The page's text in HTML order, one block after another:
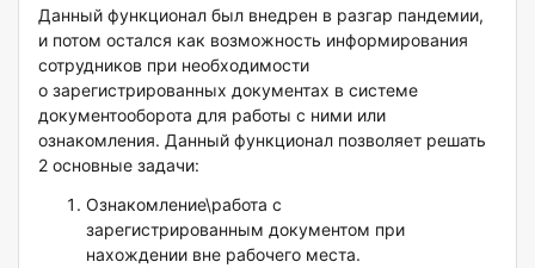
Данный функционал был внедрен в разгар пандемии,
и потом остался как возможность информирования
сотрудников при необходимости
о зарегистрированных документах в системе
документооборота для работы с ними или
ознакомления. Данный функционал позволяет решать
2 основные задачи:
Ознакомление\работа с
зарегистрированным документом при
нахождении вне рабочего места.